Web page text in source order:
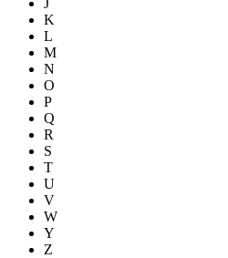
J
K
L
M
N
O
P
Q
R
S
T
U
V
W
Y
Z